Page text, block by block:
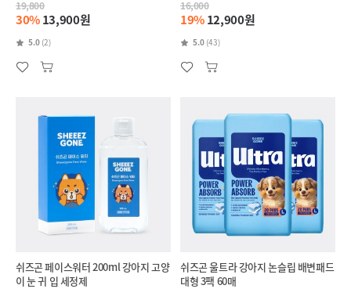
19,800
30%13,900원
5.0 (2)
16,000
19%12,900원
5.0 (43)
쉬즈곤 페이스워터 200ml 강아지 고양
이 눈 귀 입 세정제
쉬즈곤 울트라 강아지 논슬립 배변패드
대형 3팩 60매